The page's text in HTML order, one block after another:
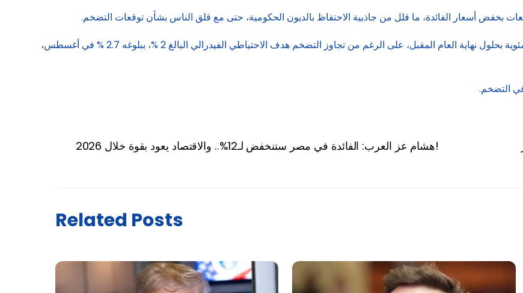
بخفض أسعار الفائدة، ما قلل من جاذبية الاحتفاظ بالديون الحكومية، حتى مع قلق الناس بشأن توقعات التضخم.
وفي الولايات المتحدة، يتوقع المستثمرون أربعة تخفيضات بربع نقطة مئوية بحلول نهاية العام المقبل، على الرغم من تجاوز التضخم هدف الاحتياطي الفيدرالي البالغ 2 %، ببلوغه 2.7 % في أغسطس،
التضخم.
هشام عز العرب: الفائدة في مصر ستنخفض لـ12%.. والاقتصاد يعود بقوة خلال 2026!
Related Posts